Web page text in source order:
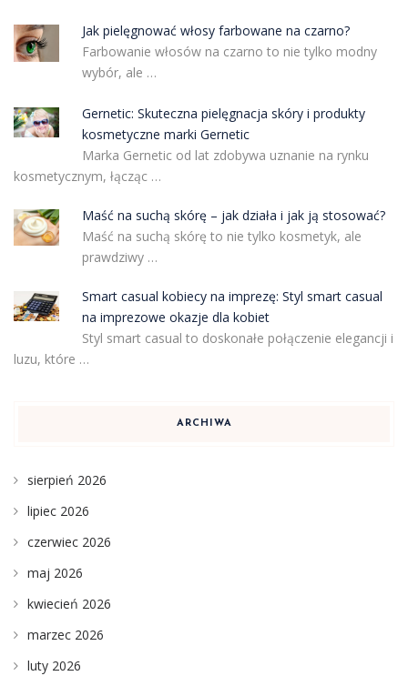
Jak pielęgnować włosy farbowane na czarno?
Farbowanie włosów na czarno to nie tylko modny
wybór, ale …
Gernetic: Skuteczna pielęgnacja skóry i produkty
kosmetyczne marki Gernetic
Marka Gernetic od lat zdobywa uznanie na rynku
kosmetycznym, łącząc …
Maść na suchą skórę – jak działa i jak ją stosować?
Maść na suchą skórę to nie tylko kosmetyk, ale
prawdziwy …
Smart casual kobiecy na imprezę: Styl smart casual
na imprezowe okazje dla kobiet
Styl smart casual to doskonałe połączenie elegancji i
luzu, które …
ARCHIWA
sierpień 2026
lipiec 2026
czerwiec 2026
maj 2026
kwiecień 2026
marzec 2026
luty 2026